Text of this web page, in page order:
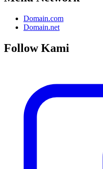
Domain.com
Domain.net
Follow Kami